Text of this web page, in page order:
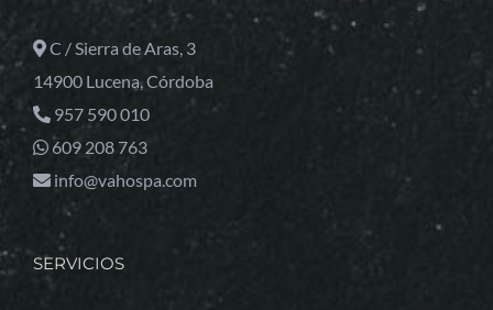
C / Sierra de Aras, 3
14900 Lucena, Córdoba
957 590 010
609 208 763
info@vahospa.com
SERVICIOS